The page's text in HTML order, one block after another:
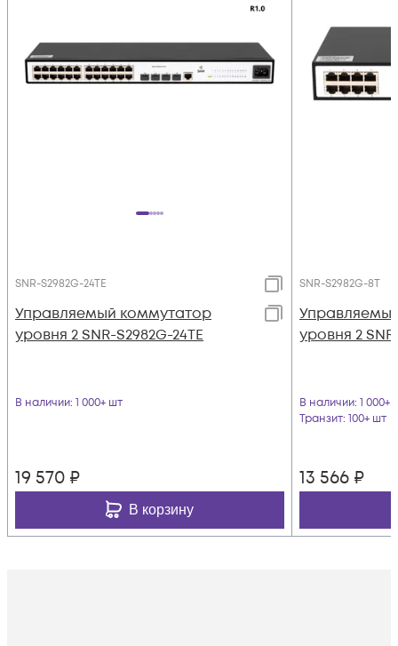
SNR-S2982G-24TE
Управляемый коммутатор
уровня 2 SNR-S2982G-24TE
В наличии: 1 000+ шт
19 570 ₽
В корзину
SNR-S2982G-8T
уровня 2
В наличии: 1 000+
Транзит: 100+ шт
13 566 ₽